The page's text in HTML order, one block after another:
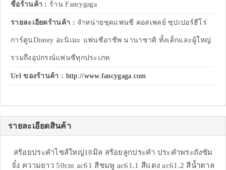
ชื่อร้านค้า : ร้าน Fancygaga
รายละเอียดร้านค้า : จำหน่ายชุดแฟนซี คอสเพลย์ ซุปเปอร์ฮีโร่
การ์ตูนDisney อะนิเมะ แฟนซีอาชีพ นานาชาติ ทั้งเด็กและผู้ใหญ่
รวมถึงอุปกรณ์แฟนซีทุกประเภท
Url ของร้านค้า : http://www.fancygaga.com
รายละเอียดสินค้า
สร้อยประคำไซส์ใหญ่18มิล สร้อยลูกประคำ ประคำพระถังซัม
จั๋ง ความยาว 50cm ac61 สีชมพู ac61.1 สีแดง ac61.2 สีน้ำตาล